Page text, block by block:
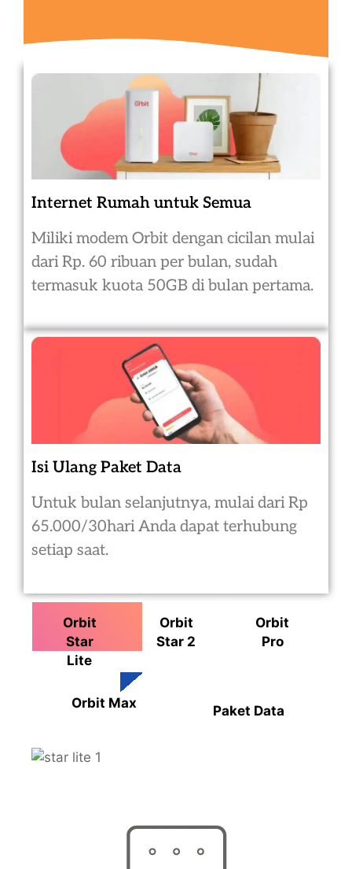
Internet Rumah untuk Semua
Miliki modem Orbit dengan cicilan mulai
dari Rp. 60 ribuan per bulan, sudah
termasuk kuota 50GB di bulan pertama.
Isi Ulang Paket Data
Untuk bulan selanjutnya, mulai dari Rp
65.000/30hari Anda dapat terhubung
setiap saat.
Orbit
Star
Lite
Orbit
Star 2
Orbit
Pro
Orbit Max Paket Data